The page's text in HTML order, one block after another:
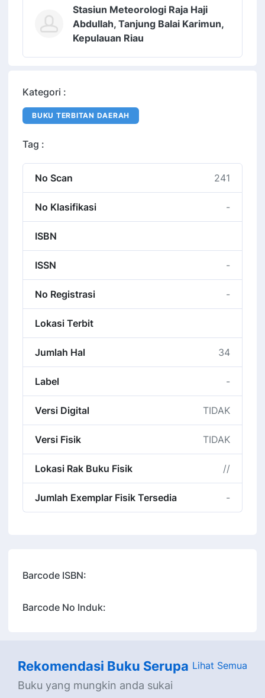
Stasiun Meteorologi Raja Haji
Abdullah, Tanjung Balai Karimun,
Kepulauan Riau
Kategori :
BUKU TERBITAN DAERAH
Tag :
No Scan 241
No Klasifikasi -
ISBN
ISSN -
No Registrasi -
Lokasi Terbit
Jumlah Hal 34
Label -
Versi Digital TIDAK
Versi Fisik TIDAK
Lokasi Rak Buku Fisik //
Jumlah Exemplar Fisik Tersedia -
Barcode ISBN:
Barcode No Induk:
Rekomendasi Buku Serupa
Buku yang mungkin anda sukai
Lihat Semua